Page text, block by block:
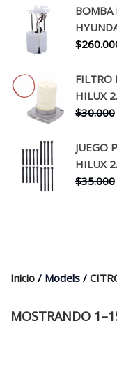
BOMBA
$
FILTRO
HILUX
$30.000
JUEGO
HILUX
$35.000
Inicio / Models /
MOSTRANDO